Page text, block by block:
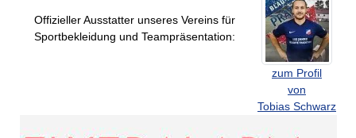
zum Profil
von
Tobias Schwarz
Offizieller Ausstatter unseres Vereins für
Sportbekleidung und Teampräsentation: